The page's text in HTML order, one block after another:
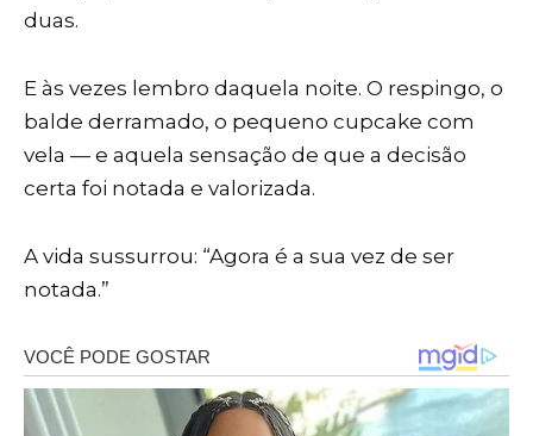
duas.
E às vezes lembro daquela noite. O respingo, o
balde derramado, o pequeno cupcake com
vela — e aquela sensação de que a decisão
certa foi notada e valorizada.
A vida sussurrou: “Agora é a sua vez de ser
notada.”